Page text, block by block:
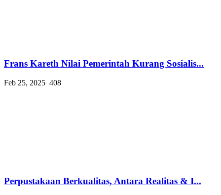
Frans Kareth Nilai Pemerintah Kurang Sosialis...
Feb 25, 2025 408
Perpustakaan Berkualitas, Antara Realitas & I...